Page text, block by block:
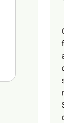
Rapport